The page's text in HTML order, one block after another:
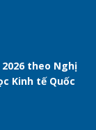
theo Nghị
Kinh tế Quốc